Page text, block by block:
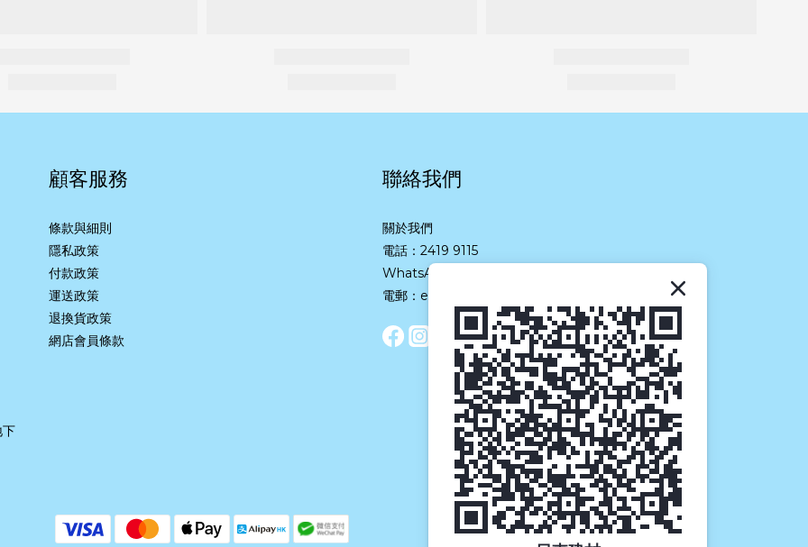
下
顧客服務
條款與細則
隱私政策
付款政策
運送政策
退換貨政策
網店會員條款
聯絡我們
關於我們
電話：2419 9115
WhatsApp：
電郵：eshop@suneastgroup.com